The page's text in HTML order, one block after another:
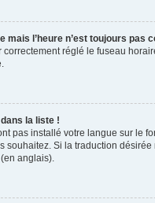
mais l’heure n’est toujours pas
correctement réglé le fuseau
la liste !
pas installé votre langue sur le
souhaitez. Si la traduction
anglais).